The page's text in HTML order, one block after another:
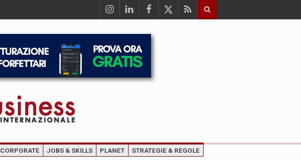
CORPORATE JOBS & SKILLS PLANET STRATEGIE & REGOLE